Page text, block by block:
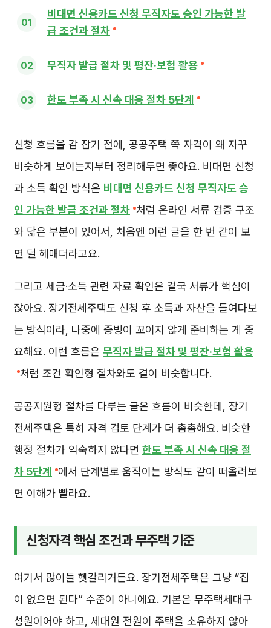
비대면 신용카드 신청 무직자도 승인 가능한 발
급 조건과 절차
무직자 발급 절차 및 평잔·보험 활용
한도 부족 시 신속 대응 절차 5단계
신청 흐름을 감 잡기 전에, 공공주택 쪽 자격이 왜 자꾸
비슷하게 보이는지부터 정리해두면 좋아요. 비대면 신청
과 소득 확인 방식은 비대면 신용카드 신청 무직자도 승
인 가능한 발급 조건과 절차 처럼 온라인 서류 검증 구조
와 닮은 부분이 있어서, 처음엔 이런 글을 한 번 같이 보
면 덜 헤매더라고요.
그리고 세금·소득 관련 자료 확인은 결국 서류가 핵심이
잖아요. 장기전세주택도 신청 후 소득과 자산을 들여다보
는 방식이라, 나중에 증빙이 꼬이지 않게 준비하는 게 중
요해요. 이런 흐름은 무직자 발급 절차 및 평잔·보험 활용
처럼 조건 확인형 절차와도 결이 비슷합니다.
공공지원형 절차를 다루는 글은 흐름이 비슷한데, 장기
전세주택은 특히 자격 검토 단계가 더 촘촘해요. 비슷한
행정 절차가 익숙하지 않다면 한도 부족 시 신속 대응 절
차 5단계
에서 단계별로 움직이는 방식도 같이 떠올려보
면 이해가 빨라요.
신청자격 핵심 조건과 무주택 기준
여기서 많이들 헷갈리거든요. 장기전세주택은 그냥 “집
이 없으면 된다” 수준이 아니에요. 기본은 무주택세대구
성원이어야 하고, 세대원 전원이 주택을 소유하지 않아